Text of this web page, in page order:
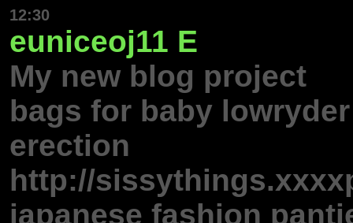
12:30
euniceoj11 E
My new blog project
bags for baby
erection
http://
japanese fashion